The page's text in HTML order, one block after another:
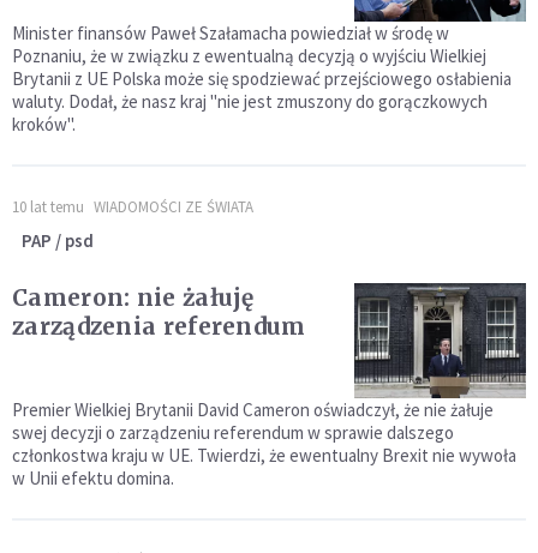
Minister finansów Paweł Szałamacha powiedział w środę w
Poznaniu, że w związku z ewentualną decyzją o wyjściu Wielkiej
Brytanii z UE Polska może się spodziewać przejściowego osłabienia
waluty. Dodał, że nasz kraj "nie jest zmuszony do gorączkowych
kroków".
10 lat temu WIADOMOŚCI ZE ŚWIATA
PAP / psd
Cameron: nie żałuję
zarządzenia referendum
Premier Wielkiej Brytanii David Cameron oświadczył, że nie żałuje
swej decyzji o zarządzeniu referendum w sprawie dalszego
członkostwa kraju w UE. Twierdzi, że ewentualny Brexit nie wywoła
w Unii efektu domina.